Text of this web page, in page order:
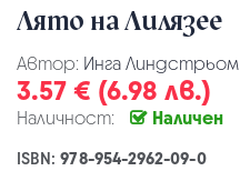
Лято на Лилязее
Автор: Инга Линдстрьом
3.57 € (6.98 лв.)
Наличност: Наличен
ISBN:978-954-2962-09-0